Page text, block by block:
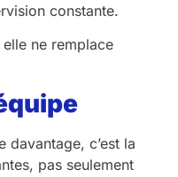
constante.
ne remplace
davantage, c’est la
pas seulement